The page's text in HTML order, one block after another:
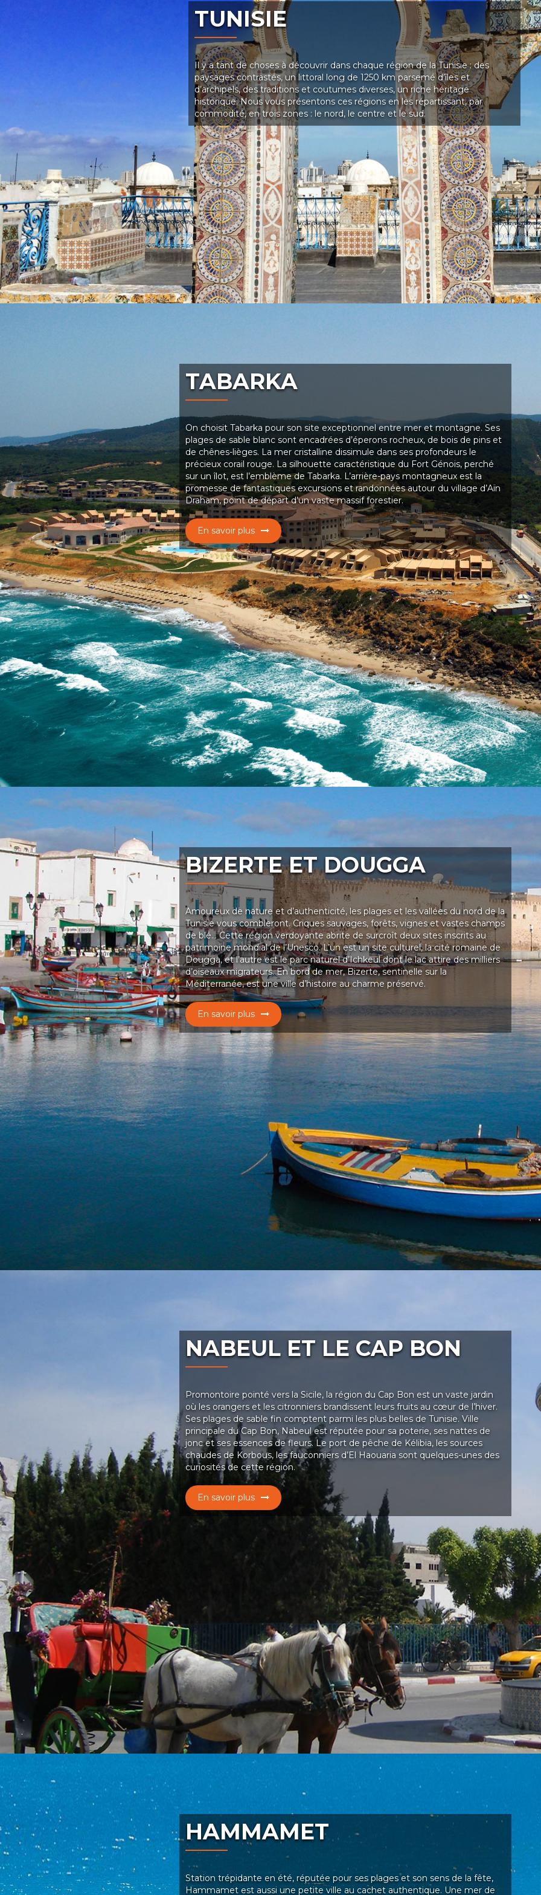
TUNISIE
Il y a tant de choses à découvrir dans chaque région de la Tunisie : des
paysages contrastés, un littoral long de 1250 km parsemé d’îles et
d’archipels, des traditions et coutumes diverses, un riche héritage
historique. Nous vous présentons ces régions en les répartissant, par
commodité, en trois zones : le nord, le centre et le sud.
TABARKA
On choisit Tabarka pour son site exceptionnel entre mer et montagne. Ses
plages de sable blanc sont encadrées d’éperons rocheux, de bois de pins et
de chênes-lièges. La mer cristalline dissimule dans ses profondeurs le
précieux corail rouge. La silhouette caractéristique du Fort Génois, perché
sur un îlot, est l’emblème de Tabarka. L’arrière-pays montagneux est la
promesse de fantastiques excursions et randonnées autour du village d’Aïn
Draham, point de départ d’un vaste massif forestier.
En savoir plus
BIZERTE ET DOUGGA
Amoureux de nature et d’authenticité, les plages et les vallées du nord de la
Tunisie vous combleront. Criques sauvages, forêts, vignes et vastes champs
de blé… Cette région verdoyante abrite de surcroît deux sites inscrits au
patrimoine mondial de l’Unesco. L’un est un site culturel, la cité romaine de
Dougga, et l’autre est le parc naturel d’Ichkeul dont le lac attire des milliers
d’oiseaux migrateurs. En bord de mer, Bizerte, sentinelle sur la
Méditerranée, est une ville d’histoire au charme préservé.
En savoir plus
NABEUL ET LE CAP BON
Promontoire pointé vers la Sicile, la région du Cap Bon est un vaste jardin
où les orangers et les citronniers brandissent leurs fruits au cœur de l’hiver.
Ses plages de sable fin comptent parmi les plus belles de Tunisie. Ville
principale du Cap Bon, Nabeul est réputée pour sa poterie, ses nattes de
jonc et ses essences de fleurs. Le port de pêche de Kélibia, les sources
chaudes de Korbous, les fauconniers d’El Haouaria sont quelques-unes des
curiosités de cette région.
En savoir plus
HAMMAMET
Station trépidante en été, réputée pour ses plages et son sens de la fête,
Hammamet est aussi une petite ville au cachet authentique. Une mer de